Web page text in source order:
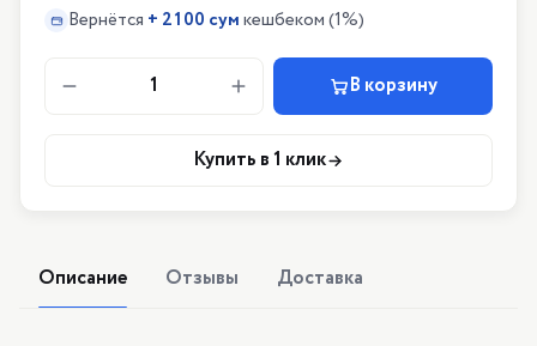
Вернётся + 2100 сумкешбеком(1%)
1 В корзину
Купить в 1 клик
Описание Отзывы Доставка